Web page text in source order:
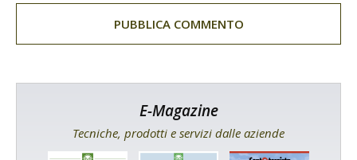
E-Magazine
Tecniche, prodotti e servizi dalle aziende